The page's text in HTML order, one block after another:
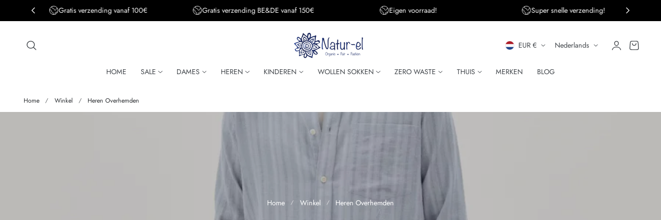
de inhoud Gratis verzending BE&DE vanaf 150€ Eigen voorraad! Super snelle verzending! Persoonlijke klantenservice
HOME SALE DAMES HEREN KINDEREN WOLLEN SOKKEN ZERO WASTE THUIS MERKEN BLOG
L
A
D
EUR €
T
A
L
Nederlands Inloggen
Winkelwagen
Home Winkel Heren Overhemden
Home Winkel Heren Overhemden